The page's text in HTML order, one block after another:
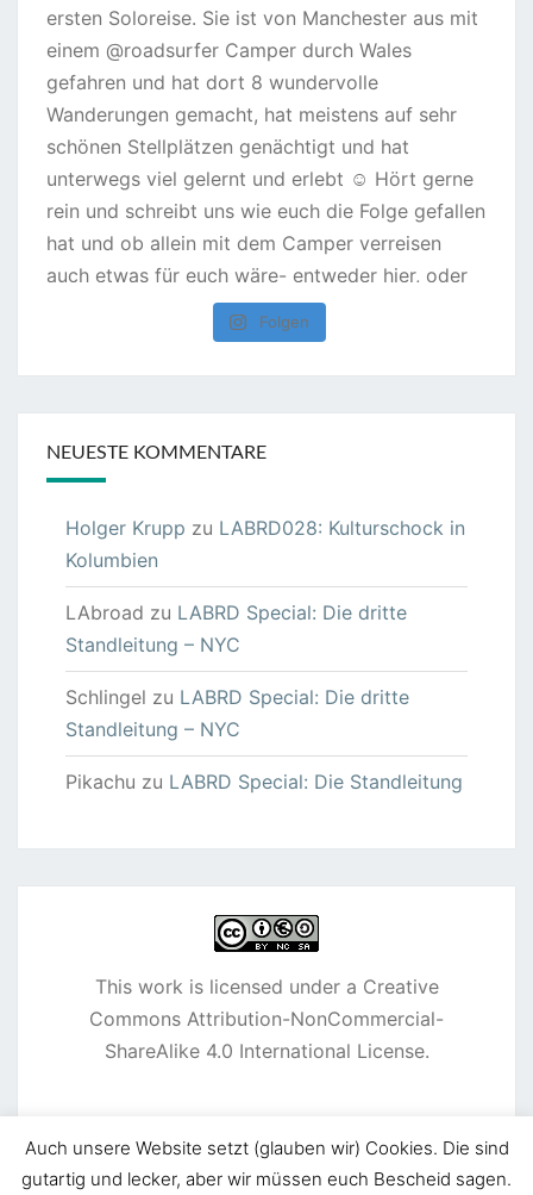
Folgen
NEUESTE KOMMENTARE
Holger Krupp zu LABRD028: Kulturschock in
Kolumbien
LAbroad zu LABRD Special: Die dritte
Standleitung – NYC
Schlingel zu LABRD Special: Die dritte
Standleitung – NYC
Pikachu zu LABRD Special: Die Standleitung
This work is licensed under a Creative
Commons Attribution-NonCommercial-
ShareAlike 4.0 International License.
Auch unsere Website setzt (glauben wir) Cookies. Die sind
gutartig und lecker, aber wir müssen euch Bescheid sagen.